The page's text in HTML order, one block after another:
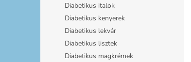
Diabetikus italok
Diabetikus kenyerek
Diabetikus lekvár
Diabetikus lisztek
Diabetikus magkrémek